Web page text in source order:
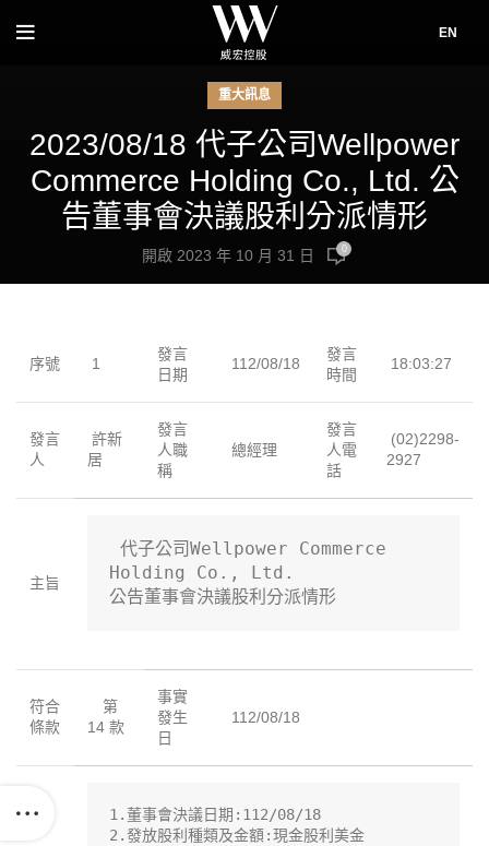
EN
重大訊息
2023/08/18 代子公司Wellpower
Commerce Holding Co., Ltd. 公
告董事會決議股利分派情形
開啟 2023 年 10 月 31 日 0
序號 1
發言
日期
112/08/18
發言
時間
18:03:27
發言
人
許新
居
發言
人職
稱
總經理
發言
人電
話
(02)2298-
2927
主旨
代子公司Wellpower Commerce
Holding Co., Ltd.
公告董事會決議股利分派情形
符合
條款
第
14 款
事實
發生
日
112/08/18
1.董事會決議日期:112/08/18
2.發放股利種類及金額:現金股利美金